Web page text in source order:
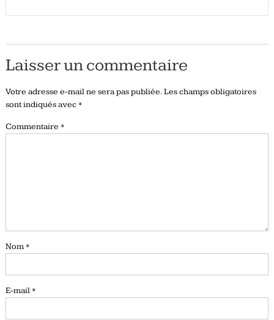
Laisser un commentaire
Votre adresse e-mail ne sera pas publiée.Les champs obligatoires
sont indiqués avec *
Commentaire *
Nom *
E-mail *